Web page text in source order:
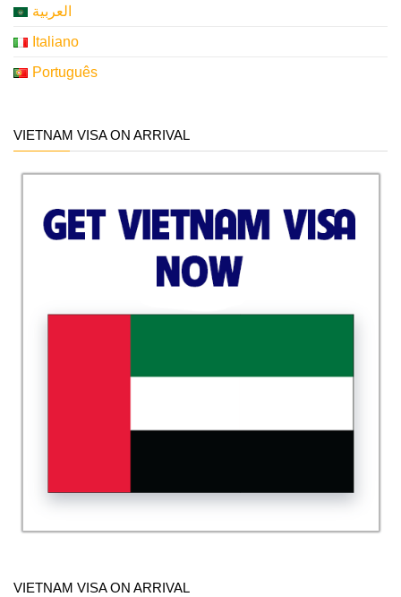
العربية
Italiano
Português
VIETNAM VISA ON ARRIVAL
VIETNAM VISA ON ARRIVAL